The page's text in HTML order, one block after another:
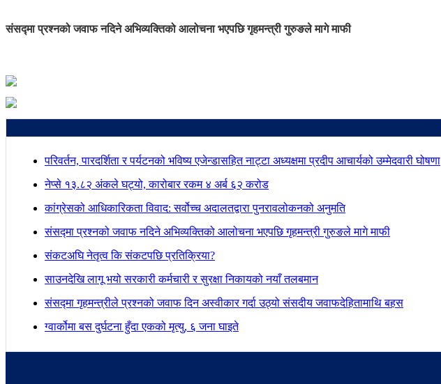
संसद्मा प्रश्नको जवाफ नदिने अभिव्यक्तिको आलोचना भएपछि गृहमन्त्री गुरुङले मागे माफी
परिवर्तन, पारदर्शिता र पर्यटनको भविष्य एजेन्डासहित नाट्टा अध्यक्षमा प्रदीप आचार्यको उम्मेदवारी घोषणा
नेप्से १३.८२ अंकले घट्यो, कारोबार रकम ४ अर्ब ६२ करोड
कांग्रेसको आधिकारिकता विवाद: सर्वोच्च अदालतद्वारा पुनरावलोकनको अनुमति
संसद्मा प्रश्नको जवाफ नदिने अभिव्यक्तिको आलोचना भएपछि गृहमन्त्री गुरुङले मागे माफी
संकटअघि नेतृत्व कि संकटपछि प्रतिक्रिया?
साउनदेखि लागू भयो सरकारी कर्मचारी र सुरक्षा निकायको नयाँ तलबमान
संसद्मा गृहमन्त्रीले प्रश्नको जवाफ दिन अस्वीकार गर्दा उठ्यो संसदीय जवाफदेहितामाथि बहस
ग्वार्कोमा बस दुर्घटना हुँदा एकको मृत्यु, ६ जना घाइते